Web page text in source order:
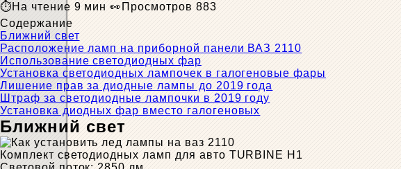
На чтение 9 мин Просмотров 883
Содержание
Ближний свет
Расположение ламп на приборной панели ВАЗ 2110
Использование светодиодных фар
Установка светодиодных лампочек в галогеновые фары
Лишение прав за диодные лампы до 2019 года
Штраф за светодиодные лампочки в 2019 году
Установка диодных фар вместо галогеновых
Ближний свет
Комплект светодиодных ламп для авто TURBINE H1